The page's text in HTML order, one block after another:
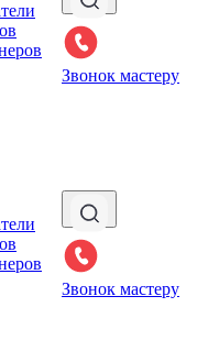
Звонок мастеру
Звонок мастеру